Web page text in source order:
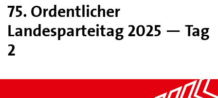
75. Ordentlicher
Landesparteitag 2025 — Tag
2